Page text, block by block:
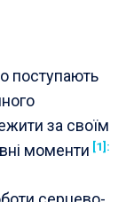
поступають
за своїм
моменти [1]: